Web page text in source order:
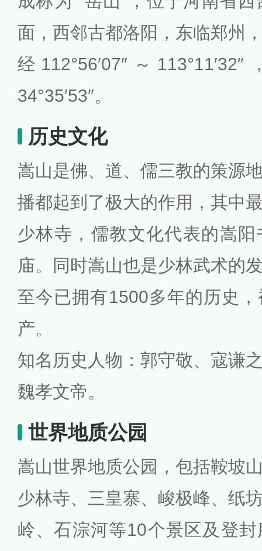
面，西邻古都洛阳，东临郑州
经112°56′07″～
34°35′53″。
历史文化
嵩山是佛、道、儒三教的策源
播都起到了极大的作用，其中
少林寺，儒教文化代表的嵩
庙。同时嵩山也是少林武术的
至今已拥有1500多年的历史
产。
知名历史人物：郭守敬、寇谦
魏孝文帝。
世界地质公园
嵩山世界地质公园，包括鞍坡
少林寺、三皇寨、峻极峰、纸
岭、石淙河等10个景区及登